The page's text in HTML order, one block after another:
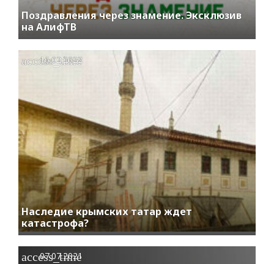
Поздравления через знамение. Эксклюзив
на АлифТВ
Наследие крымских татар ждет
катастрофа?
access_time
16.02.2022
access_time
07.07.2021